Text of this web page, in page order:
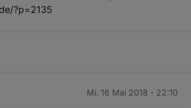
?p=2135
Mi. 16 Mai 2018 - 22:10